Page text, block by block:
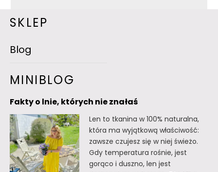
SKLEP
Blog
MINIBLOG
Fakty o lnie, których nie znałaś
Len to tkanina w 100% naturalna,
która ma wyjątkową właściwość:
zawsze czujesz się w niej świeżo.
Gdy temperatura rośnie, jest
gorąco i duszno, len jest